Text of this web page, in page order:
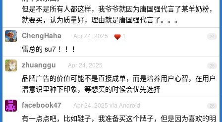
但是不是所有人都这样，我爷爷就因为唐国强代言了某羊奶粉，
就要买，认为质量好，理由就是唐国强代言了。。。
24
ChengHaha Apr 24, 2025 1
雷总的 su7 ！！！
25
zhuanggu Apr 24, 2025
品牌广告的价值可能不是直接成单，而是培养用户心智，在用户
潜意识里种下印象，等想买的时候会优先选择
26
facebook47 Apr 24, 2025 via Android
有一点点吧，比如鞋子，我准备买这个牌子，但是因为喜欢的明